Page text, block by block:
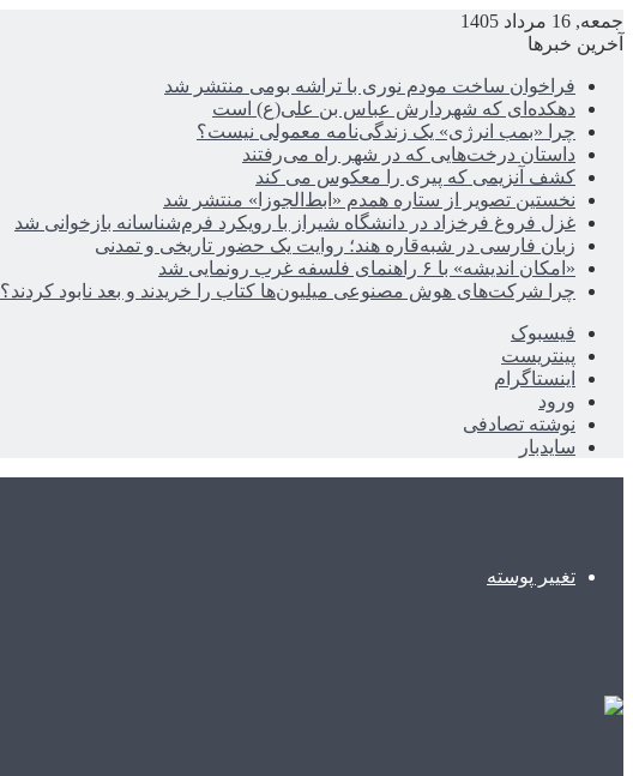
جمعه, 16 مرداد 1405
آخرین خبرها
فراخوان ساخت مودم نوری با تراشه بومی منتشر شد
دهکده‌ای که شهردارش عباس بن علی(ع) است
چرا «بمب انرژی» یک زندگی‌نامه معمولی نیست؟
داستان درخت‌هایی که در شهر راه می‌رفتند
کشف آنزیمی که پیری را معکوس می کند
نخستین تصویر از ستاره همدم «ابط‌الجوزا» منتشر شد
غزل فروغ فرخزاد در دانشگاه شیراز با رویکرد فرم‌شناسانه بازخوانی شد
زبان فارسی در شبه‌قاره هند؛ روایت یک حضور تاریخی و تمدنی
«امکان اندیشه» با ۶ راهنمای فلسفه غرب رونمایی شد
چرا شرکت‌های هوش مصنوعی میلیون‌ها کتاب را خریدند و بعد نابود کردند؟
فیسبوک
پینتریست
اینستاگرام
ورود
نوشته تصادفی
سایدبار
تغییر پوسته